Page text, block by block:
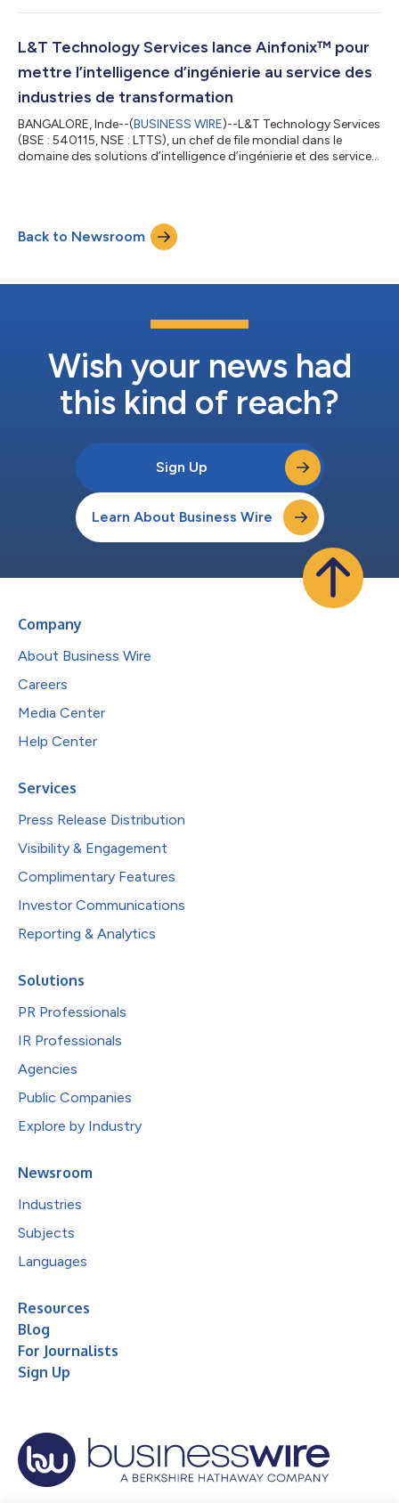
simultanément sur neuf sites répartis entre l'Inde, les États-Unis
(plus de 770 équipes) provenant de Bengaluru, Mysuru,
L&T Technology Services lance Ainfonix™ pour
mettre l’intelligence d’ingénierie au service des
industries de transformation
BANGALORE, Inde--(BUSINESS WIRE)--L&T Technology Services
(BSE : 540115, NSE : LTTS), un chef de file mondial dans le
domaine des solutions d’intelligence d’ingénierie et des services
industries de transformation. Dévoilée lors d’EI Live, l’événement
phare de LTTS qui rassemble des analystes, des leaders du sec...
Back to Newsroom
Wish your news had
this kind of reach?
Sign Up
Learn About Business Wire
Company
About Business Wire
Careers
Media Center
Help Center
Services
Press Release Distribution
Visibility & Engagement
Complimentary Features
Investor Communications
Reporting & Analytics
Solutions
PR Professionals
IR Professionals
Agencies
Public Companies
Explore by Industry
Newsroom
Industries
Subjects
Languages
Resources
Blog
For Journalists
Sign Up